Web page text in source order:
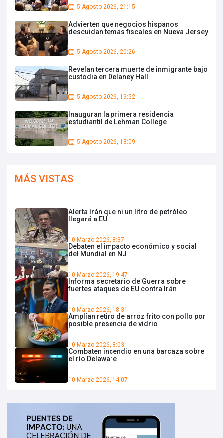
5 Agosto 2026, 21:15
Advierten que negocios hispanos
descuidan temas fiscales en Nueva Jersey
5 Agosto 2026, 20:26
Revelan tercera muerte de inmigrante bajo
custodia en Delaney Hall
5 Agosto 2026, 19:52
Inauguran la primera residencia
estudiantil de Lehman College
5 Agosto 2026, 18:09
MÁS VISTAS
Alerta Irán que ni un litro de petróleo
llegará a EU
10 Marzo 2026, 8:37
Debaten el impacto económico y social
del Mundial en NJ
10 Marzo 2026, 19:47
Informa secretario de Guerra sobre
fuertes ataques de EU contra Irán
10 Marzo 2026, 18:31
Amplían retiro de arroz frito con pollo por
posible presencia de vidrio
10 Marzo 2026, 8:03
Combaten incendio en una barcaza sobre
el río Delaware
10 Marzo 2026, 14:07